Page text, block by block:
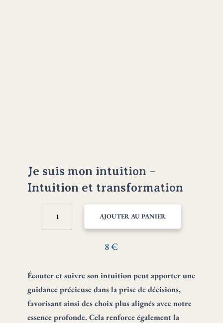
Je suis mon intuition –
Intuition et transformation
QUANTITÉ
–
INTUITION
ET
TRANSFORMATION
AJOUTER AU PANIER
8€
Écouter et suivre son intuition peut apporter une
guidance précieuse dans la prise de décisions,
favorisant ainsi des choix plus alignés avec notre
essence profonde. Cela renforce également la